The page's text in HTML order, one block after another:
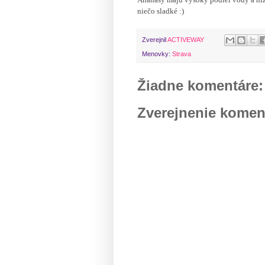
niečo sladké :)
ZverejnilACTIVEWAY
Menovky: Strava
Žiadne komentáre:
Zverejnenie